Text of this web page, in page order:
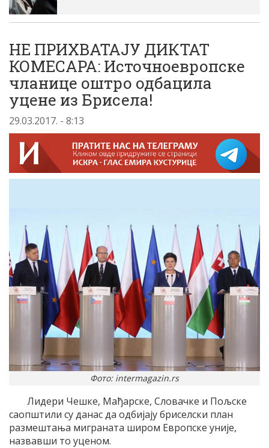
НЕ ПРИХВАТАЈУ ДИКТАТ
КОМЕСАРА: Источноевропске
чланице оштро одбацила
уцене из Брисела!
29.03.2017. - 8:13
Фото: intermagazin.rs
Лидери Чешке, Мађарске, Словачке и Пољске
саопштили су данас да одбијају бриселски план
размештања миграната широм Европске уније,
назвавши то уценом.